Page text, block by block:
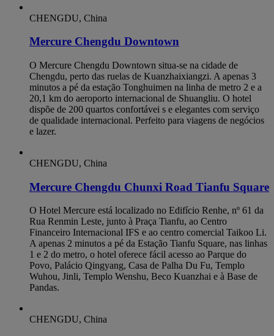
CHENGDU, China
Mercure Chengdu Downtown
O Mercure Chengdu Downtown situa-se na cidade de
Chengdu, perto das ruelas de Kuanzhaixiangzi. A apenas 3
minutos a pé da estação Tonghuimen na linha de metro 2 e a
20,1 km do aeroporto internacional de Shuangliu. O hotel
dispõe de 200 quartos confortávei s e elegantes com serviço
de qualidade internacional. Perfeito para viagens de negócios
e lazer.
CHENGDU, China
Mercure Chengdu Chunxi Road Tianfu Square
O Hotel Mercure está localizado no Edifício Renhe, nº 61 da
Rua Renmin Leste, junto à Praça Tianfu, ao Centro
Financeiro Internacional IFS e ao centro comercial Taikoo Li.
A apenas 2 minutos a pé da Estação Tianfu Square, nas linhas
1 e 2 do metro, o hotel oferece fácil acesso ao Parque do
Povo, Palácio Qingyang, Casa de Palha Du Fu, Templo
Wuhou, Jinli, Templo Wenshu, Beco Kuanzhai e à Base de
Pandas.
CHENGDU, China